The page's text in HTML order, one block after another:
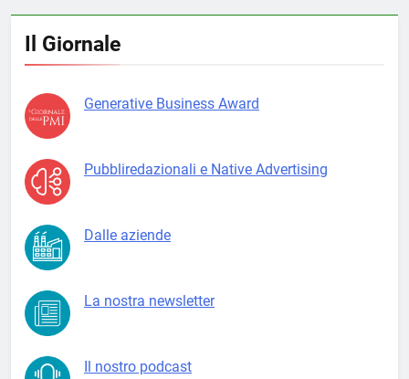
Il Giornale
Generative Business Award
Pubbliredazionali e Native Advertising
Dalle aziende
La nostra newsletter
Il nostro podcast